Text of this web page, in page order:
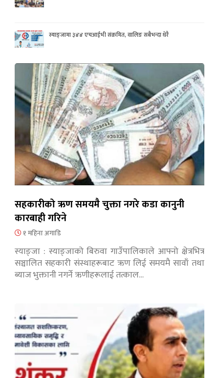
स्याङ्जामा ३४४ एचआईभी संक्रमित, वालिङ सबैभन्दा धेरै
सहकारीको ऋण समयमै चुक्ता नगरे कडा कानुनी
कारबाही गरिने
१ महिना अगाडि
स्याङ्जा : स्याङ्जाको बिरुवा गाउँपालिकाले आफ्नो क्षेत्रभित्र
सञ्चालित सहकारी संस्थाहरूबाट ऋण लिई समयमै सावाँ तथा
ब्याज भुक्तानी नगर्ने ऋणीहरूलाई तत्काल…